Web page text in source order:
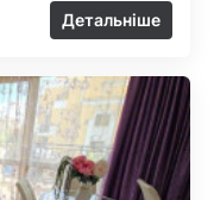
Детальніше